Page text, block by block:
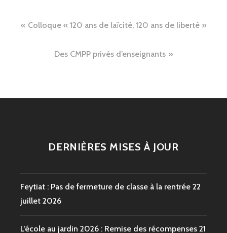
Navigation
l’article
Colloque « 120 ans de laïcité, 120 ans de liberté »
Des CMPP privés d’enseignants
DERNIÈRES MISES À JOUR
Feytiat : Pas de fermeture de classe à la rentrée 22
juillet 2026
L’école au jardin 2026 : Remise des récompenses 21